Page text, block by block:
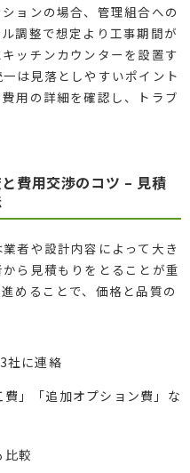
ョンの場合、管理組合への
調整で想定より工事期間が
ッチンカウンターを設置す
は見落としやすいポイント
用の詳細を確認し、トラブ
費用交渉のコツ – 見積
者や設計内容によって大き
ら見積もりをとることが重
めることで、価格と品質の
社に連絡
」「追加オプション費」な
較